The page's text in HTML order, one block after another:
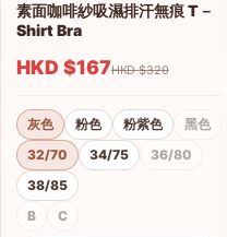
1/17
素面咖啡紗吸濕排汗無痕 T－
Shirt Bra
HKD $167 HKD $320
灰色 粉色 粉紫色
黑色
32/70
34/75
36/80
38/85
B
C